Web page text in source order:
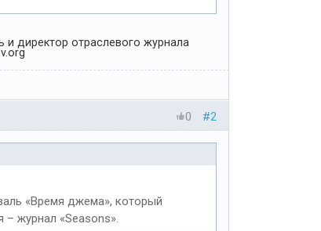
и директор отраслевого журнала
#2
0
«Время джема», который
– журнал «Seasons».